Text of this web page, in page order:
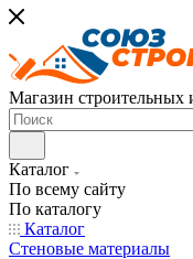
Магазин строительных
Каталог
По всему сайту
По каталогу
Каталог
Стеновые материалы